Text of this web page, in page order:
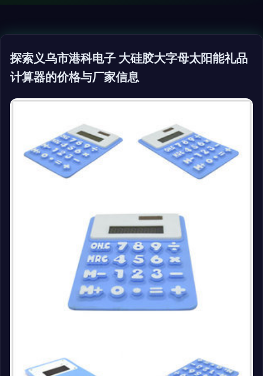
探索义乌市港科电子 大硅胶大字母太阳能礼品
计算器的价格与厂家信息